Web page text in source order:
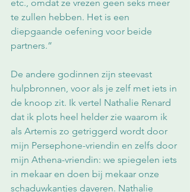
etc., omdat ze vrezen geen seks meer
te zullen hebben. Het is een
diepgaande oefening voor beide
partners.”
De andere godinnen zijn steevast
hulpbronnen, voor als je zelf met iets in
de knoop zit. Ik vertel Nathalie Renard
dat ik plots heel helder zie waarom ik
als Artemis zo getriggerd wordt door
mijn Persephone-vriendin en zelfs door
mijn Athena-vriendin: we spiegelen iets
in mekaar en doen bij mekaar onze
schaduwkantjes daveren. Nathalie